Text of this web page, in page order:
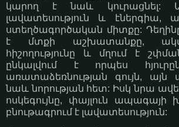
կարող է նաև կուրացնել:
լավատեսություն և էներգիա,
ստեղծագործական միտքը:
է մտքի աշխատանքը,
հիշողությունը և մղում է
ընկալվում է որպես
առատաձեռնության գույն, այն
նաև նորության հետ: Իսկ նրա
ոսկեգույնը, փայլուն ապագայի
բնութագրում է լավատեսություն: